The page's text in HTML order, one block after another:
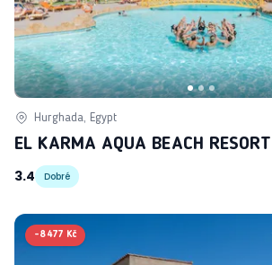
Hurghada, Egypt
EL KARMA AQUA BEACH RESORT
3.4
Dobré
-8 477 Kč